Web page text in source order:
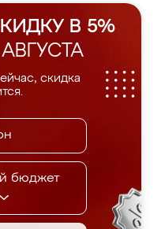
В 5%
скидка
бюджет